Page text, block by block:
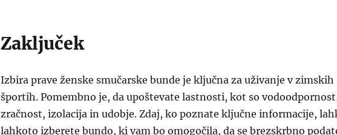
Zaključek
Izbira prave ženske smučarske bunde je ključna za uživanje v zimskih
športih. Pomembno je, da upoštevate lastnosti, kot so
zračnost, izolacija in udobje. Zdaj, ko poznate ključne informacije,
lahkoto izberete bundo, ki vam bo omogočila, da se brezskrbno